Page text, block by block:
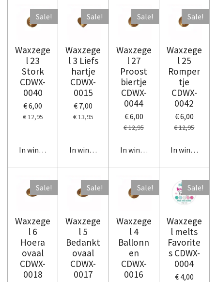
Sale!
Waxzege
l 23
Stork
CDWX-
0040
€ 6,00
€ 12,95
In winkelwagen
Sale!
Waxzege
l 3 Liefs
hartje
CDWX-
0015
€ 7,00
€ 13,95
In winkelwagen
Sale!
Waxzege
l 27
Proost
biertje
CDWX-
0044
€ 6,00
€ 12,95
In winkelwagen
Sale!
Waxzege
l 25
Romper
tje
CDWX-
0042
€ 6,00
€ 12,95
In
Sale!
Waxzege
l 6
Hoera
ovaal
CDWX-
0018
Sale!
Waxzege
l 5
Bedankt
ovaal
CDWX-
0017
Sale!
Waxzege
l 4
Ballonn
en
CDWX-
0016
Sale!
Waxzege
l melts
Favorite
s CDWX-
0004
€ 4,00